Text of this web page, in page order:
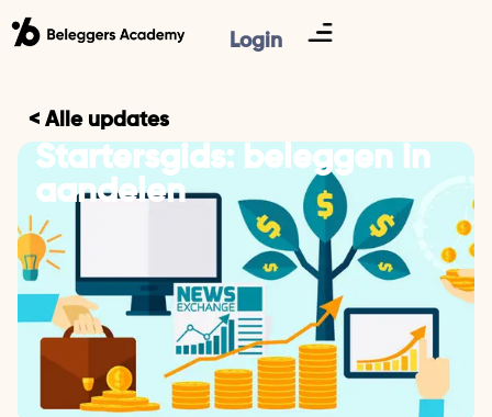
Login
< Alle updates
Startersgids: beleggen in
aandelen